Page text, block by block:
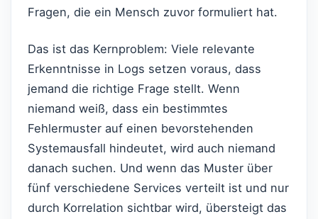
Fragen, die ein Mensch zuvor formuliert hat.
Das ist das Kernproblem: Viele relevante
Erkenntnisse in Logs setzen voraus, dass
jemand die richtige Frage stellt. Wenn
niemand weiß, dass ein bestimmtes
Fehlermuster auf einen bevorstehenden
Systemausfall hindeutet, wird auch niemand
danach suchen. Und wenn das Muster über
fünf verschiedene Services verteilt ist und nur
durch Korrelation sichtbar wird, übersteigt das